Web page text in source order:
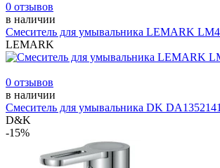
0 отзывов
в наличии
Смеситель для умывальника LEMARK
LEMARK
0 отзывов
в наличии
Смеситель для умывальника DK
D&K
-15%